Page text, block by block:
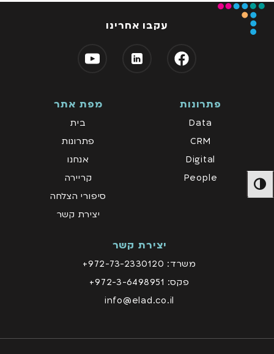
מתג ניגודיות גבוהה
עקבו אחרינו
פתרונות
Data
CRM
Digital
People
מפת אתר
בית
פתרונות
אנחנו
קריירה
סיפורי הצלחה
יצירת קשר
יצירת קשר
משרד: 972-73-2330120+
פקס: 972-3-6498951+
info@elad.co.il